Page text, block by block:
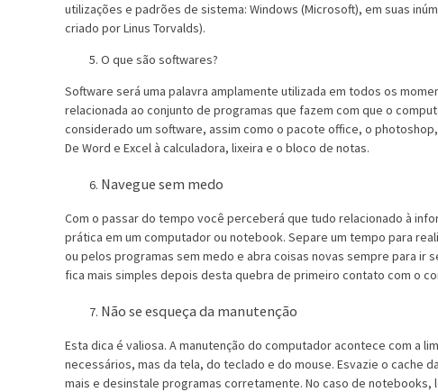
utilizações e padrões de sistema: Windows (Microsoft), em suas
criado por Linus Torvalds).
O que são softwares?
Software será uma palavra amplamente utilizada em todos os
relacionada ao conjunto de programas que fazem com que o
considerado um software, assim como o pacote office, o
De Word e Excel à calculadora, lixeira e o bloco de notas.
Navegue sem medo
Com o passar do tempo você perceberá que tudo relacionado à
prática em um computador ou notebook. Separe um tempo para
ou pelos programas sem medo e abra coisas novas sempre para ir
fica mais simples depois desta quebra de primeiro contato com o
Não se esqueça da manutenção
Esta dica é valiosa. A manutenção do computador acontece com a
necessários, mas da tela, do teclado e do mouse. Esvazie o cache
mais e desinstale programas corretamente. No caso de notebooks,